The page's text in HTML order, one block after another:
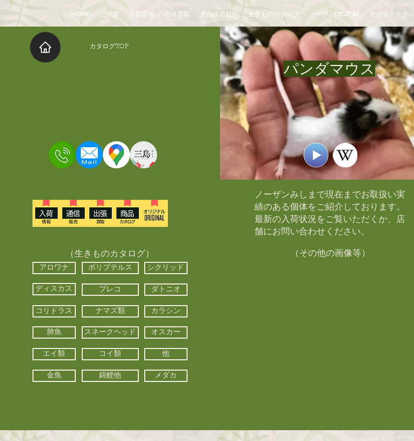
HOME ご挨拶 入荷情報 出張買取 通信販売規約 生きものカタログ ノーザンDIGITAL オリジナルグ
​カタログTOP
パンダマウス
（生きものカタログ）
アロワナ ポリプテルス シクリッド
ディスカス プレコ ダトニオ
コリドラス ナマズ類 カラシン
肺魚 スネークヘッド オスカー
エイ類 コイ類 他
金魚 錦鯉他 メダカ
ノーザンみしまで現在までお取扱い実
績のある個体をご紹介しております。​
最新の入荷状況をご覧いただくか、店
舗にお問い合わせください。​
（その他の画像等）